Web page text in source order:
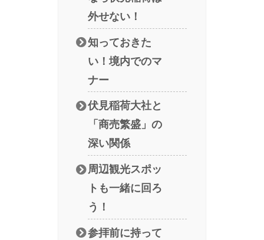
外せない！
知っておきた
い！境内でのマ
ナー
伏見稲荷大社と
「商売繁盛」の
深い関係
周辺観光スポッ
トも一緒に回ろ
う！
参拝前に持って